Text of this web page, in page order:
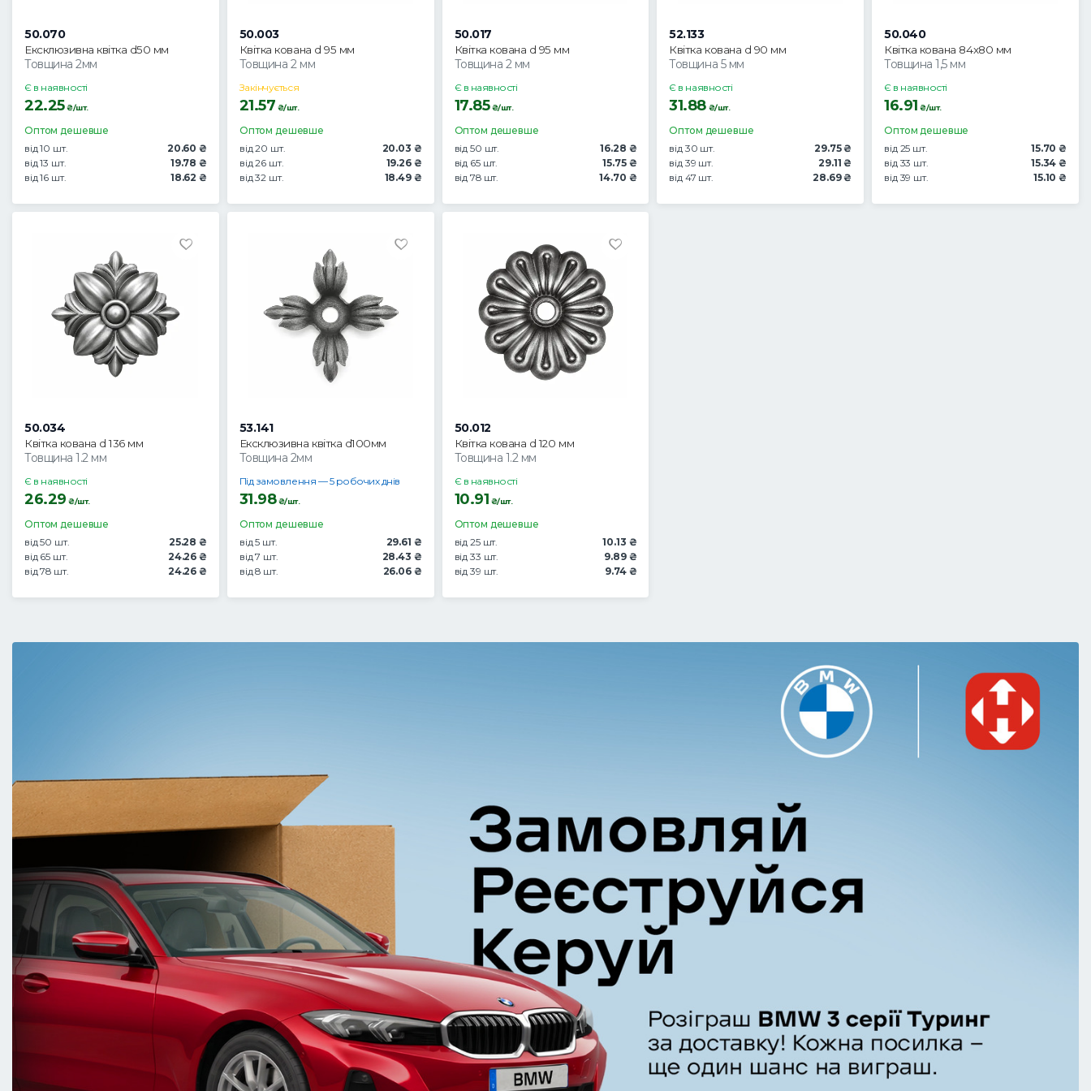
50.070
Ексклюзивна квітка d50 мм
Товщина 2мм
Є в наявності
22.25₴/шт.
Оптом дешевше
від 10 шт.
20.60 ₴
від 13 шт.
19.78 ₴
від 16 шт.
18.62 ₴
50.003
Квітка кована d 95 мм
Товщина 2 мм
Закінчується
21.57 ₴/шт.
Оптом дешевше
від 20 шт.
20.03 ₴
від 26 шт.
19.26 ₴
від 32 шт.
18.49 ₴
50.017
Квітка кована d 95 мм
Товщина 2 мм
Є в наявності
17.85₴/шт.
Оптом дешевше
від 50 шт.
16.28 ₴
від 65 шт.
15.75 ₴
від 78 шт.
14.70 ₴
52.133
Квітка кована d 90 мм
Товщина 5 мм
Є в наявності
31.88 ₴/шт.
Оптом дешевше
від 30 шт.
29.75 ₴
від 39 шт.
29.11 ₴
від 47 шт.
28.69 ₴
50.040
Квітка кована 84x80 мм
Товщина 1,5 мм
Є в наявності
16.91 ₴/шт.
Оптом дешевше
від 25 шт.
15.70 ₴
від 33 шт.
15.34 ₴
від 39 шт.
15.10 ₴
50.034
Квітка кована d 136 мм
Товщина 1.2 мм
Є в наявності
26.29 ₴/шт.
Оптом дешевше
від 50 шт.
25.28 ₴
від 65 шт.
24.26 ₴
від 78 шт.
24.26 ₴
53.141
Ексклюзивна квітка d100мм
Товщина 2мм
Під замовлення — 5 робочих днів
31.98₴/шт.
Оптом дешевше
від 5 шт.
29.61 ₴
від 7 шт.
28.43 ₴
від 8 шт.
26.06 ₴
50.012
Квітка кована d 120 мм
Товщина 1.2 мм
Є в наявності
10.91 ₴/шт.
Оптом дешевше
від 25 шт.
10.13 ₴
від 33 шт.
9.89 ₴
від 39 шт.
9.74 ₴